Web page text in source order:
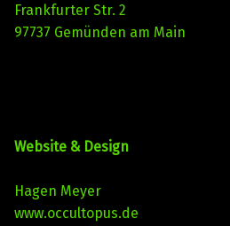
Frankfurter Str. 2
97737 Gemünden am Main
Website & Design
Hagen Meyer
www.occultopus.de